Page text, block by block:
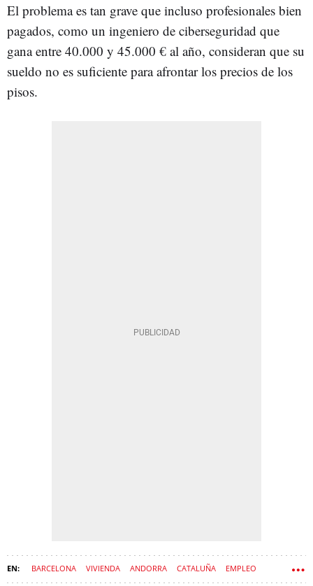
El problema es tan grave que incluso profesionales bien
pagados, como un ingeniero de ciberseguridad que
gana entre 40.000 y 45.000 € al año, consideran que su
sueldo no es suficiente para afrontar los precios de los
pisos.
BARCELONA VIVIENDA ANDORRA CATALUÑA EMPLEO